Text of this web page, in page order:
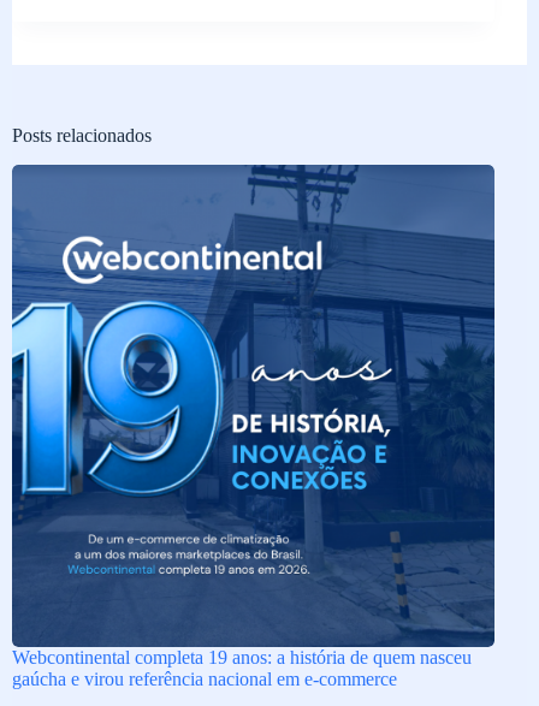
Posts relacionados
Webcontinental completa 19 anos: a história de quem nasceu
gaúcha e virou referência nacional em e-commerce